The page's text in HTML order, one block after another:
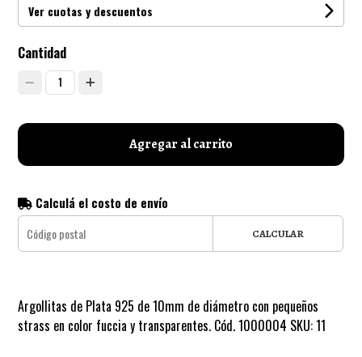
Ver cuotas y descuentos
Cantidad
1
Agregar al carrito
Calculá el costo de envío
CALCULAR
Argollitas de Plata 925 de 10mm de diámetro con pequeños
strass en color fuccia y transparentes. Cód. 1000004 SKU: 11